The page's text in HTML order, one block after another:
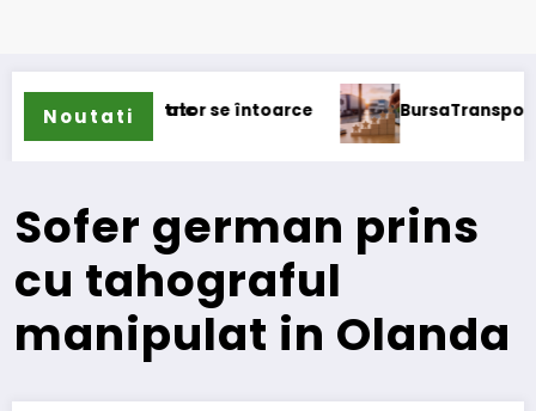
Noutati
se întoarce BursaTransport/123cargo
Sofer german prins
cu tahograful
manipulat in Olanda